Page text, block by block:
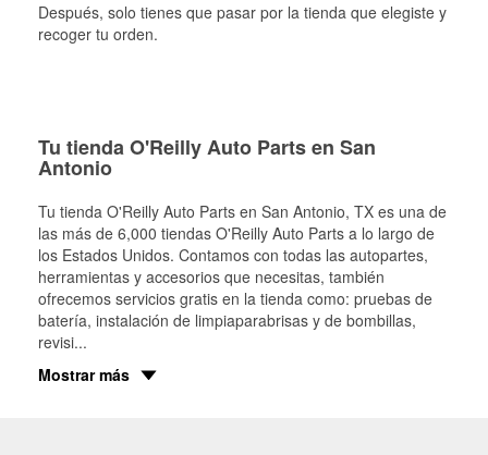
Después, solo tienes que pasar por la tienda que elegiste y
recoger tu orden.
Tu tienda O'Reilly Auto Parts en San
Antonio
Tu tienda O'Reilly Auto Parts en San Antonio, TX es una de
las más de 6,000 tiendas O'Reilly Auto Parts a lo largo de
los Estados Unidos. Contamos con todas las autopartes,
herramientas y accesorios que necesitas, también
ofrecemos servicios gratis en la tienda como: pruebas de
batería, instalación de limpiaparabrisas y de bombillas,
revisi...
Mostrar más